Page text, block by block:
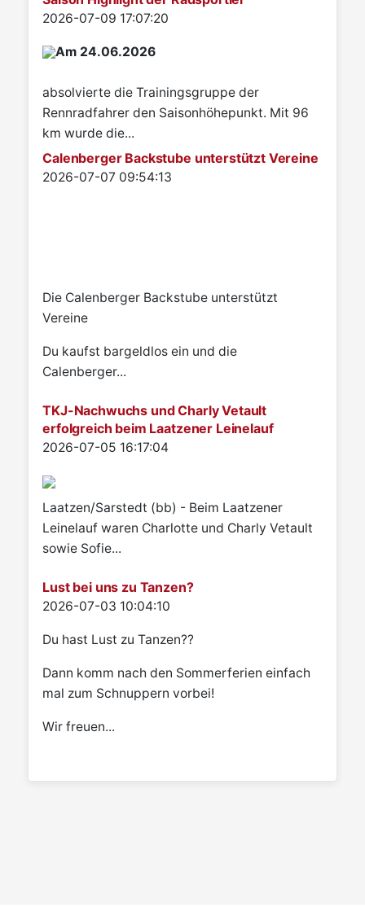
Details
2026-07-09 17:07:20
Am 24.06.2026
absolvierte die Trainingsgruppe der
Rennradfahrer den Saisonhöhepunkt. Mit 96
km wurde die...
Calenberger Backstube unterstützt Vereine
Details
2026-07-07 09:54:13
Die Calenberger Backstube unterstützt
Vereine
Du kaufst bargeldlos ein und die
Calenberger...
TKJ-Nachwuchs und Charly Vetault
erfolgreich beim Laatzener Leinelauf
Details
2026-07-05 16:17:04
Laatzen/Sarstedt (bb) - Beim Laatzener
Leinelauf waren Charlotte und Charly Vetault
sowie Sofie...
Lust bei uns zu Tanzen?
Details
2026-07-03 10:04:10
Du hast Lust zu Tanzen??
Dann komm nach den Sommerferien einfach
mal zum Schnuppern vorbei!
Wir freuen...